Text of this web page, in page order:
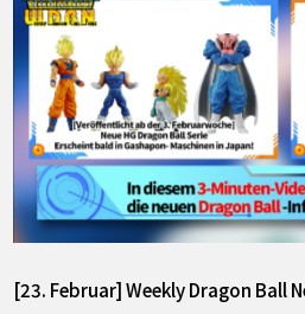
[23. Februar] Weekly Dragon Ball